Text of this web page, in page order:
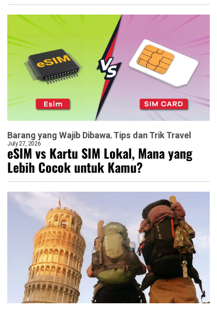
Barang yang Wajib Dibawa Tips dan Trik Travel
July 27, 2026
eSIM vs Kartu SIM Lokal, Mana yang
Lebih Cocok untuk Kamu?